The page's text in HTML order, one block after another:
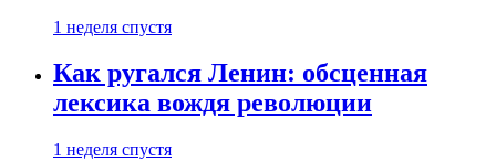
1 неделя спустя
Как ругался Ленин: обсценная
лексика вождя революции
1 неделя спустя